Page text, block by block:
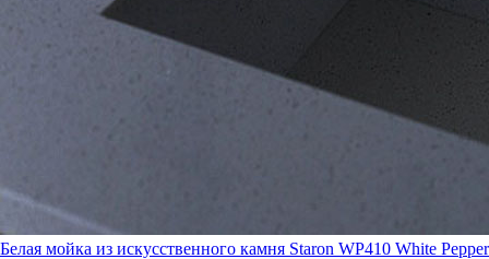
Белая мойка из искусственного камня Staron WP410 White Pepper